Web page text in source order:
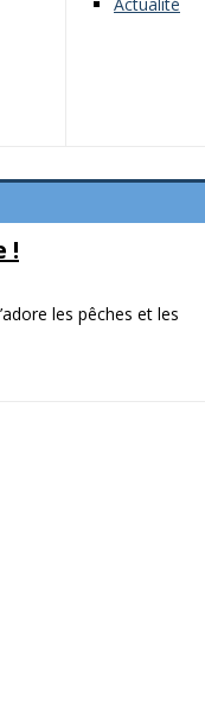
!
les pêches et les